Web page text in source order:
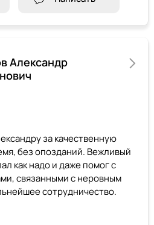
Александр
за качественную
без опозданий. Вежливый
как надо и даже помог с
связанными с неровным
сотрудничество.